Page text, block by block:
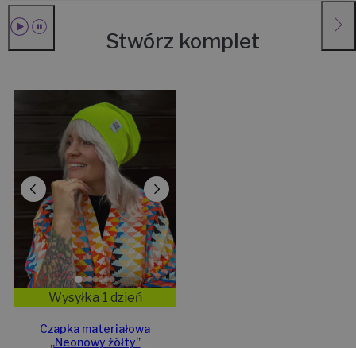
Stwórz komplet
Wysyłka 1 dzień
Czapka materiałowa
„Neonowy żółty”